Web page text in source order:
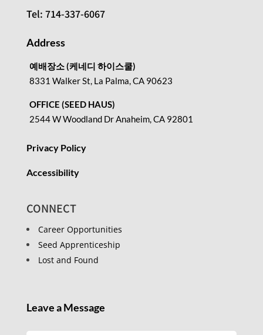
Tel: 714-337-6067
Address
예배장소 (케네디 하이스쿨)
8331 Walker St, La Palma, CA 90623
OFFICE (SEED HAUS)
2544 W Woodland Dr Anaheim, CA 92801
Privacy Policy
Accessibility
CONNECT
Career Opportunities
Seed Apprenticeship
Lost and Found
Leave a Message